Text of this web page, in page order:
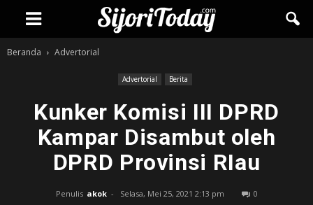
Beranda Advertorial
Advertorial Berita
Kunker Komisi III DPRD
Kampar Disambut oleh
DPRD Provinsi RIau
Penulis akok - Selasa, Mei 25, 2021 2:13 pm 0